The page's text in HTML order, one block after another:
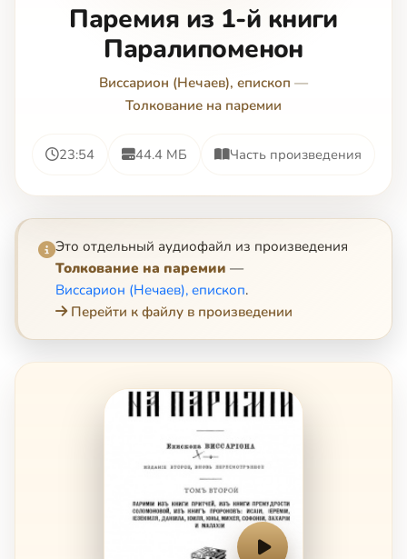
Паремия из 1-й книги
Паралипоменон
Виссарион (Нечаев), епископ —
Толкование на паремии
23:54 44.4 МБ Часть произведения
Это отдельный аудиофайл из произведения
Толкование на паремии —
Виссарион (Нечаев), епископ.
Перейти к файлу в произведении